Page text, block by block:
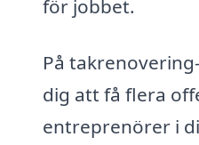
för jobbet.
På
dig att få flera
entreprenörer i